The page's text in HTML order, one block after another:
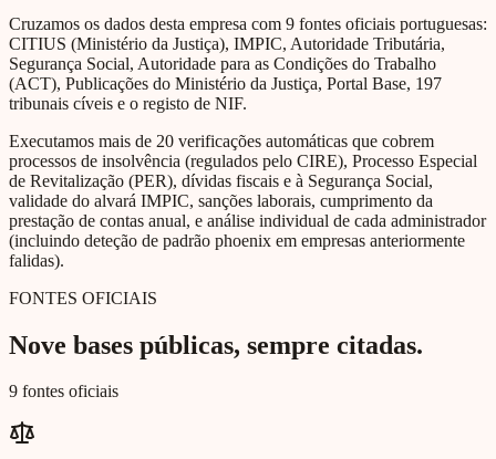
Cruzamos os dados desta empresa com 9 fontes oficiais portuguesas:
CITIUS (Ministério da Justiça), IMPIC, Autoridade Tributária,
Segurança Social, Autoridade para as Condições do Trabalho
(ACT), Publicações do Ministério da Justiça, Portal Base, 197
tribunais cíveis e o registo de NIF.
Executamos mais de 20 verificações automáticas que cobrem
processos de insolvência (regulados pelo CIRE), Processo Especial
de Revitalização (PER), dívidas fiscais e à Segurança Social,
validade do alvará IMPIC, sanções laborais, cumprimento da
prestação de contas anual, e análise individual de cada administrador
(incluindo deteção de padrão phoenix em empresas anteriormente
falidas).
FONTES OFICIAIS
Nove bases públicas, sempre citadas.
9 fontes oficiais